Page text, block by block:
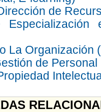
de
La Organización
de Personal